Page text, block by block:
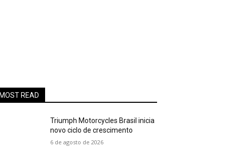
MOST READ
Triumph Motorcycles Brasil inicia
novo ciclo de crescimento
6 de agosto de 2026